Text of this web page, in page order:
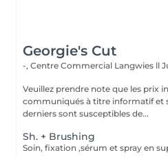
Georgie's Cut
-, Centre Commercial Langwies ll
Veuillez prendre note que les prix
communiqués à titre informatif et
derniers sont susceptibles de...
Sh. + Brushing
Soin, fixation ,sérum et spray en